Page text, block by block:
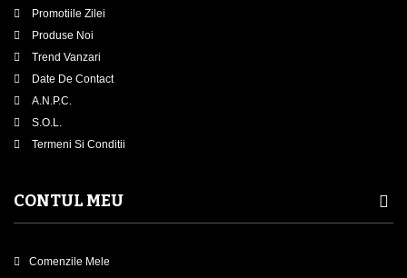
Promotiile Zilei
Produse Noi
Trend Vanzari
Date De Contact
A.N.P.C.
S.O.L.
Termeni Si Conditii
CONTUL MEU
Comenzile Mele